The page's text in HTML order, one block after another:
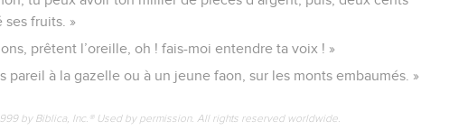
ses fruits. »
prêtent l’oreille, oh ! fais-moi entendre ta voix ! »
pareil à la gazelle ou à un jeune faon, sur les monts embaumés. »
by Biblica, Inc.® Used by permission. All rights reserved worldwide.